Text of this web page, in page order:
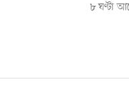
৮ ঘণ্টা